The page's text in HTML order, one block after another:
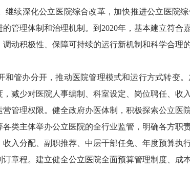
继续深化公立医院综合改革，加快推进公立医院综
管理体制和治理机制。到 2020年，基本建立符合
动积极性、保障可持续的运行新机制和科学合理的
和管办分开，推动医院管理模式和运行方式转变
减少对医院人事编制、科室设定、岗位聘任、
管理权限。健全政府办医体制，积极探索公立
类主体举办公立医院的全行业监管，明确各方
入分配、副职推荐、中层干部任免、年度预算
章程。建立健全公立医院全面预算管理制度、